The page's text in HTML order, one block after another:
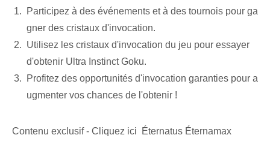
Participez à des événements et à des tournois pour ga
gner des cristaux d'invocation.
Utilisez les cristaux d'invocation du jeu pour essayer
d'obtenir Ultra Instinct Goku.
Profitez des opportunités d'invocation garanties pour a
ugmenter vos chances de l'obtenir !
Contenu exclusif - Cliquez ici Éternatus Éternamax